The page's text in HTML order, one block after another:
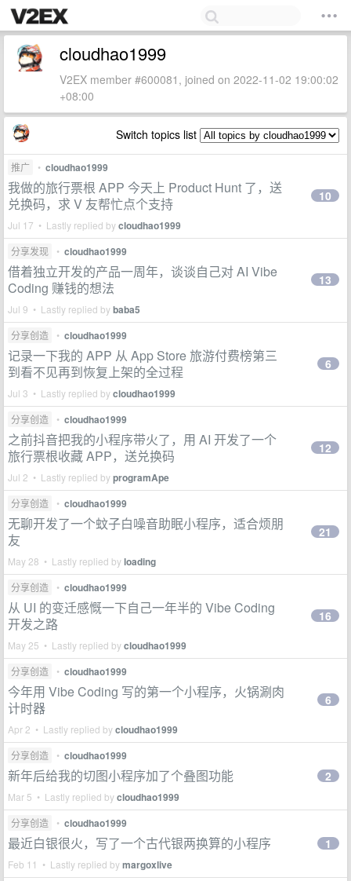
cloudhao1999
V2EX member #600081, joined on 2022-11-02 19:00:02
+08:00
Switch topics list
推广 • cloudhao1999
我做的旅行票根 APP 今天上 Product Hunt 了，送
兑换码，求 V 友帮忙点个支持
Jul 17 • Lastly replied bycloudhao1999
10
分享发现 • cloudhao1999
借着独立开发的产品一周年，谈谈自己对 AI Vibe
Coding 赚钱的想法
Jul 9 • Lastly replied bybaba5
13
分享创造 • cloudhao1999
记录一下我的 APP 从 App Store 旅游付费榜第三
到看不见再到恢复上架的全过程
Jul 3 • Lastly replied bycloudhao1999
6
分享创造 • cloudhao1999
之前抖音把我的小程序带火了，用 AI 开发了一个
旅行票根收藏 APP，送兑换码
Jul 2 • Lastly replied byprogramApe
12
分享创造 • cloudhao1999
无聊开发了一个蚊子白噪音助眠小程序，适合烦朋
友
May 28 • Lastly replied byloading
21
分享创造 • cloudhao1999
从 UI 的变迁感慨一下自己一年半的 Vibe Coding
开发之路
May 25 • Lastly replied bycloudhao1999
16
分享创造 • cloudhao1999
今年用 Vibe Coding 写的第一个小程序，火锅涮肉
计时器
Apr 2 • Lastly replied bycloudhao1999
6
分享创造 • cloudhao1999
新年后给我的切图小程序加了个叠图功能
Mar 5 • Lastly replied bycloudhao1999
2
分享创造 • cloudhao1999
最近白银很火，写了一个古代银两换算的小程序
Feb 11 • Lastly replied bymargoxlive
1